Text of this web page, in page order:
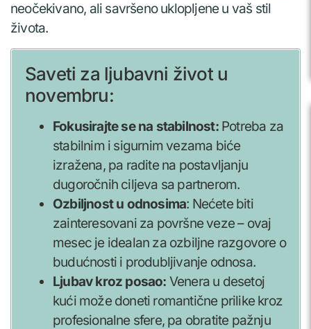
neočekivano, ali savršeno uklopljene u vaš stil
života.
Saveti za ljubavni život u
novembru:
Fokusirajte se na stabilnost:Potreba za
stabilnim i sigurnim vezama biće
izražena, pa radite na postavljanju
dugoročnih ciljeva sa partnerom.
Ozbiljnost u odnosima: Nećete biti
zainteresovani za površne veze – ovaj
mesec je idealan za ozbiljne razgovore o
budućnosti i produbljivanje odnosa.
Ljubav kroz posao: Venera u desetoj
kući može doneti romantične prilike kroz
profesionalne sfere, pa obratite pažnju